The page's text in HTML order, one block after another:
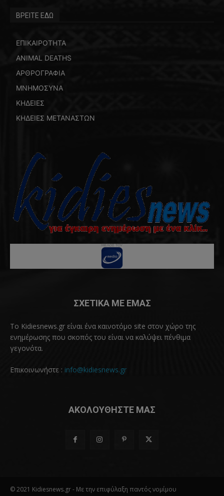
ΒΡΕΙΤΕ ΕΔΩ
ΕΠΙΚΑΙΡΟΤΗΤΑ
ANIMAL DEATHS
ΑΡΘΡΟΓΡΑΦΙΑ
ΜΝΗΜΟΣΥΝΑ
ΚΗΔΕΙΕΣ
ΚΗΔΕΙΕΣ ΜΕΤΑΝΑΣΤΩΝ
ΣΧΕΤΙΚΑ ΜΕ ΕΜΑΣ
Το Kidiesnews.gr είναι ένα καινοτόμο site στον χώρο της
ενημέρωσης που σκοπός του είναι να καλύψει πένθιμα
γεγονότα.
Επικοινωνήστε : info@kidiesnews.gr
ΑΚΟΛΟΥΘΗΣΤΕ ΜΑΣ
© 2021 Kidiesnews.gr - Με την επιφύλαξη παντός νομίμου